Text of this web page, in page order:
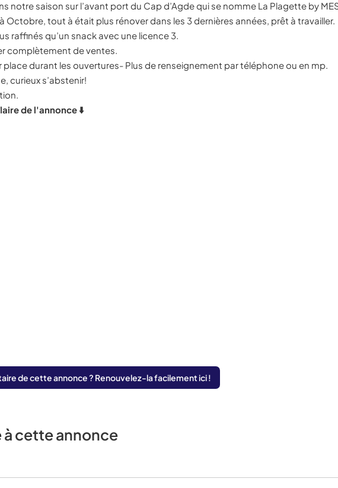
notre saison sur l’avant port du Cap d’Agde qui se nomme La Plagette by
Octobre, tout à était plus rénover dans les 3 dernières années, prêt à travailler.
raffinés qu’un snack avec une licence 3.
complètement de ventes.
place durant les ouvertures- Plus de renseignement par téléphone ou en mp.
curieux s’abstenir!
de l'annonce ⬇️
de cette annonce ? Renouvelez-la facilement ici !
à cette annonce